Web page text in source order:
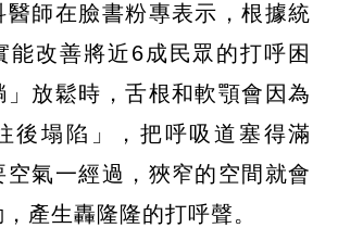
醫師在臉書粉專表示，根據統
能改善將近6成民眾的打呼困
」放鬆時，舌根和軟顎會因為
後塌陷」，把呼吸道塞得滿
空氣一經過，狹窄的空間就會
產生轟隆隆的打呼聲。